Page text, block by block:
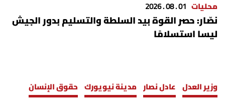
محليات 01 . 08 . 2026
نصّار: حصر القوة بيد السلطة والتسليم بدور الجيش
ليسا استسلامًا
وزير العدل عادل نصار مدينة نيويورك حقوق الإنسان